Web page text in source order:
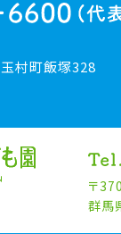
村町飯塚328
〒
群馬